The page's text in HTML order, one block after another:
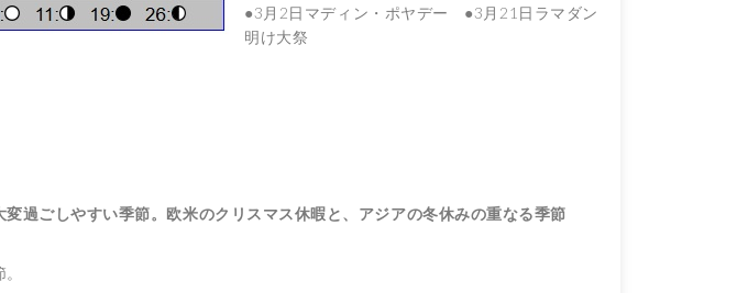
●3月2日マディン・ポヤデー ●3月21日ラマダン
明け大祭
過ごしやすい季節。欧米のクリスマス休暇と、アジアの冬休みの重なる季節